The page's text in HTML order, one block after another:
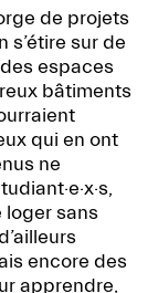
de projets
sur de
espaces
bâtiments
qui en ont
ne
loger sans
encore des
apprendre,